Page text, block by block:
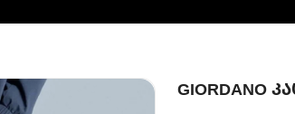
GIORDANO